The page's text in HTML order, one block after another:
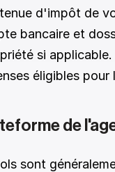
d'impôt de
bancaire et
si applicable.
éligibles pour
de
sont